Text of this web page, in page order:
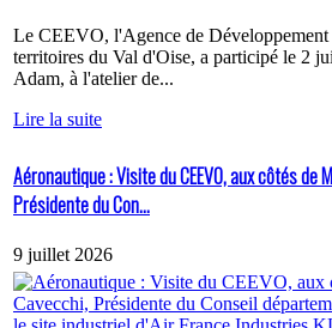
Le CEEVO, l'Agence de
territoires du Val d'Oise, a participé le 2
Adam, à l'atelier de...
Lire la suite
Aéronautique : Visite du CEEVO, aux côtés de
Présidente du Con...
9 juillet 2026